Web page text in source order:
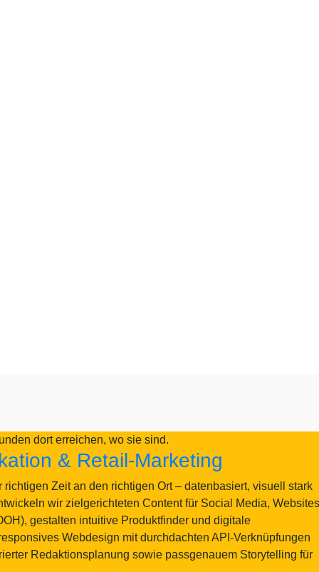
dort erreichen, wo sie sind.
& Retail-Marketing
Zeit an den richtigen Ort – datenbasiert, visuell stark
wir zielgerichteten Content für Social Media, Websites
gestalten intuitive Produktfinder und digitale
Webdesign mit durchdachten API-Verknüpfungen
Redaktionsplanung sowie passgenauem Storytelling für